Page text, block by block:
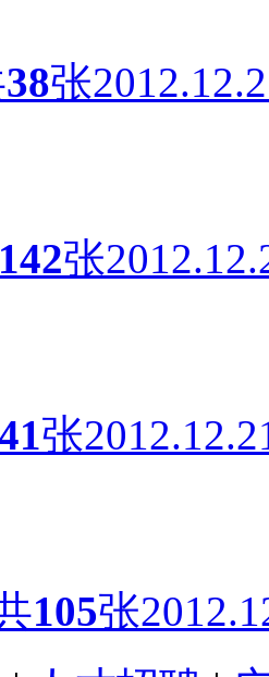
38张
142张
张
105张